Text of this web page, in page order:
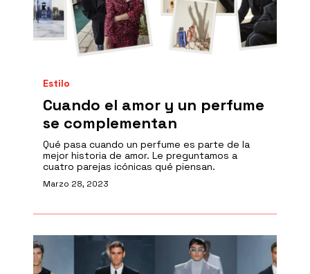
Estilo
Cuando el amor y un perfume
se complementan
Qué pasa cuando un perfume es parte de la
mejor historia de amor. Le preguntamos a
cuatro parejas icónicas qué piensan.
Marzo 28, 2023